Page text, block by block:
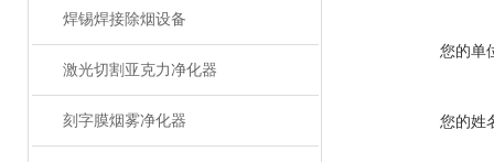
焊锡焊接除烟设备
激光切割亚克力净化器
刻字膜烟雾净化器
您的单
您的姓